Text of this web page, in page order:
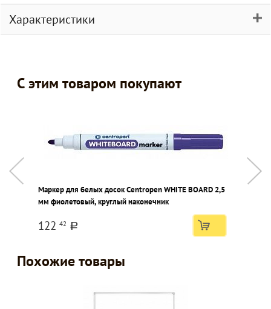
Характеристики
С этим товаром покупают
Маркер для белых досок Centropen WHITE BOARD 2,5
мм фиолетовый, круглый наконечник
122 42 a
Похожие товары